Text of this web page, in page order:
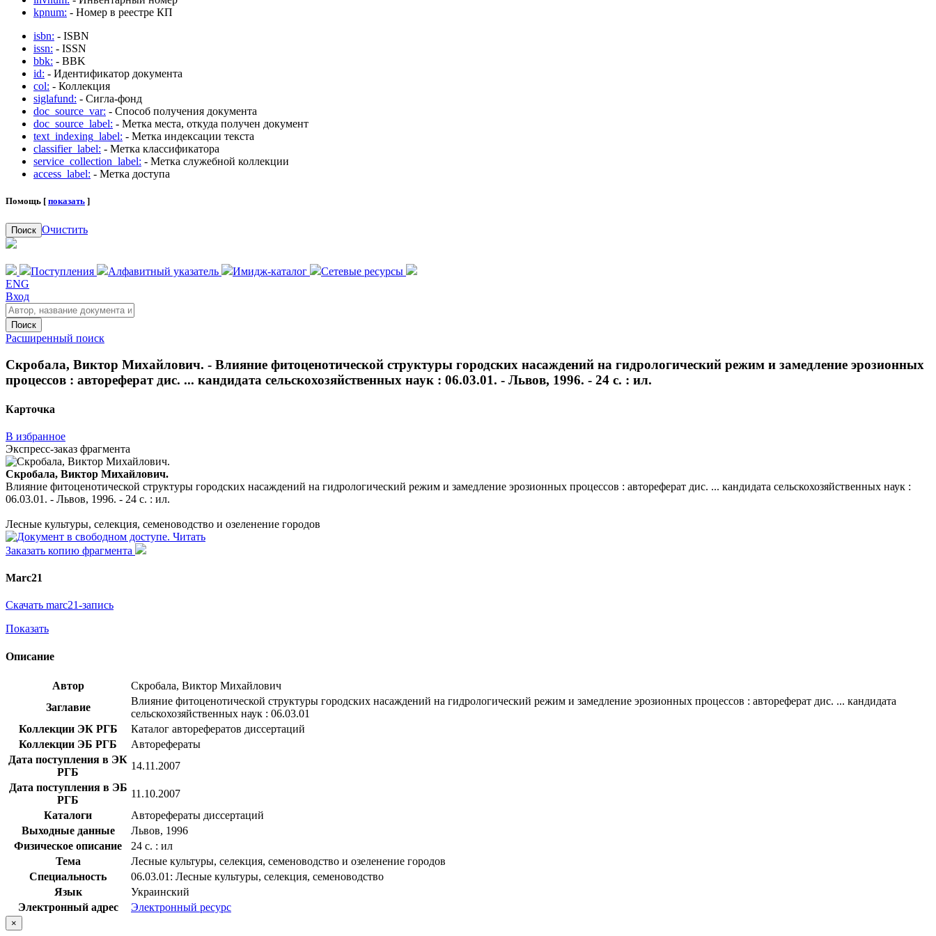
kpnum: - Номер в реестре КП
isbn: - ISBN
issn: - ISSN
bbk: - BBK
id: - Идентификатор документа
col: - Коллекция
siglafund: - Сигла-фонд
doc_source_var: - Способ получения документа
doc_source_label: - Метка места, откуда получен документ
text_indexing_label: - Метка индексации текста
classifier_label: - Метка классификатора
service_collection_label: - Метка служебной коллекции
access_label: - Метка доступа
Помощь [ показать ]
Поиск Очистить
Поступления Алфавитный указатель Имидж-каталог
Сетевые ресурсы
ENG
Вход
Поиск
Расширенный поиск
Скробала, Виктор Михайлович. - Влияние фитоценотической структуры городских насаждений на гидрологический режим и замедление эрозионных
процессов : автореферат дис. ... кандидата сельскохозяйственных наук : 06.03.01. - Львов, 1996. - 24 с. : ил.
Карточка
В избранное
Экспресс-заказ фрагмента
Скробала, Виктор Михайлович.
Влияние фитоценотической структуры городских насаждений на гидрологический режим и замедление эрозионных процессов : автореферат дис. ... кандидата сельскохозяйственных наук :
06.03.01. - Львов, 1996. - 24 с. : ил.
Лесные культуры, селекция, семеноводство и озеленение городов
Читать
Заказать копию фрагмента
Marc21
Скачать marc21-запись
Показать
Описание
Автор
Скробала, Виктор Михайлович
Заглавие
Влияние фитоценотической структуры городских насаждений на гидрологический режим и замедление эрозионных процессов : автореферат дис. ... кандидата
сельскохозяйственных наук : 06.03.01
Коллекции ЭК РГБ
Каталог авторефератов диссертаций
Коллекции ЭБ РГБ
Авторефераты
Дата поступления в ЭК
РГБ
14.11.2007
Дата поступления в ЭБ
РГБ
11.10.2007
Каталоги
Авторефераты диссертаций
Выходные данные
Львов, 1996
Физическое описание
24 с. : ил
Тема
Лесные культуры, селекция, семеноводство и озеленение городов
Специальность
06.03.01: Лесные культуры, селекция, семеноводство
Язык
Украинский
Электронный адрес
Электронный ресурс
×